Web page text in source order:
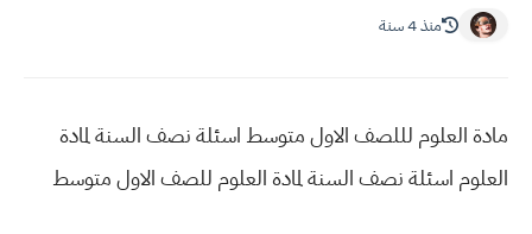
منذ 4 سنة
مادة العلوم لللصف الاول متوسط اسئلة نصف السنة لمادة
العلوم اسئلة نصف السنة لمادة العلوم للصف الاول متوسط